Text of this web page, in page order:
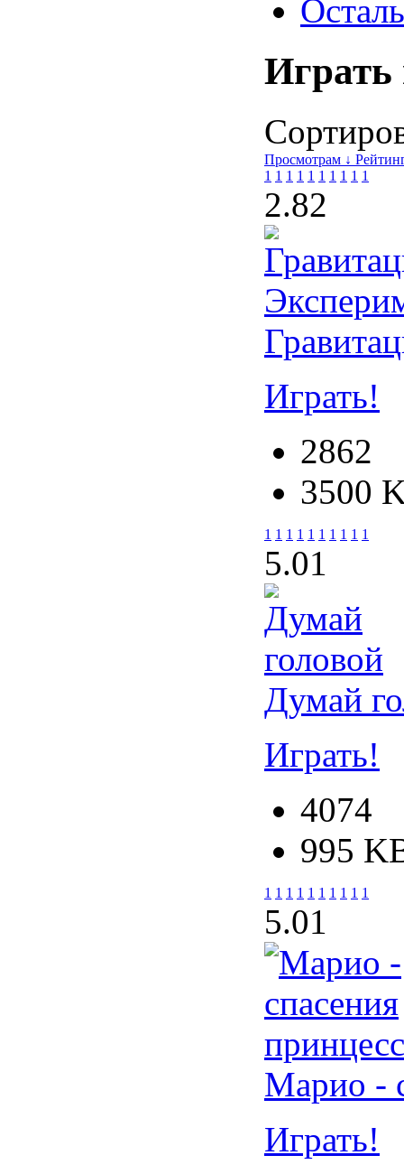
Играть
Просмотрам ↓
1 1 1 1 1 1 1 1 1 1
2.82
Играть!
2862
3500
1 1 1 1 1 1 1 1 1 1
5.01
Думай
Играть!
4074
995
1 1 1 1 1 1 1 1 1 1
5.01
Марио -
Играть!